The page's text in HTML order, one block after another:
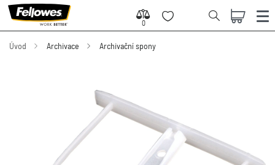
0
0
Úvod Archivace Archivační spony